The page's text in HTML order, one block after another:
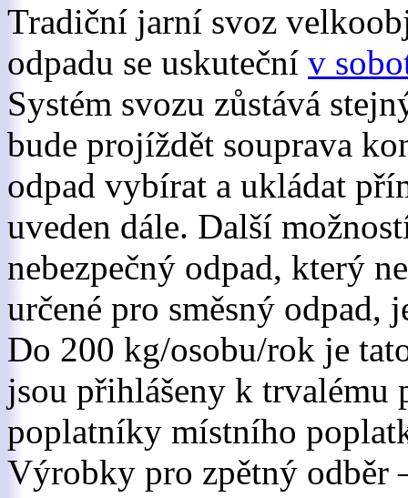
Tradiční jarní svoz
odpadu se uskuteční v
Systém svozu zůstává
bude projíždět souprava
odpad vybírat a ukládat
uveden dále. Další
nebezpečný odpad, který
určené pro směsný odpad,
Do 200 kg/osobu/rok je
jsou přihlášeny k trvalému
poplatníky místního
Výrobky pro zpětný odběr